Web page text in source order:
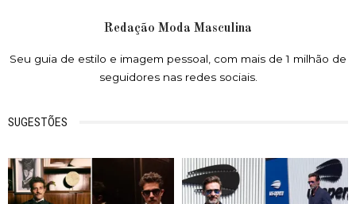
Redação Moda Masculina
Seu guia de estilo e imagem pessoal, com mais de 1 milhão de
seguidores nas redes sociais.
SUGESTÕES